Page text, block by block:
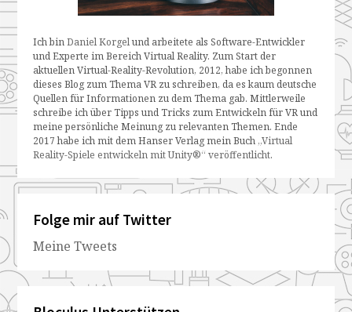
Ich binDaniel Korgelund arbeitete als Software-Entwickler
und Experte im Bereich Virtual Reality. Zum Start der
aktuellen Virtual-Reality-Revolution, 2012, habe ich begonnen
dieses Blog zum Thema VR zu schreiben, da es kaum deutsche
Quellen für Informationen zu dem Thema gab. Mittlerweile
schreibe ich über Tipps und Tricks zum Entwickeln für VR und
meine persönliche Meinung zu relevanten Themen. Ende
2017 habe ich mit dem Hanser Verlag mein Buch „Virtual
Reality-Spiele entwickeln mit Unity®“ veröffentlicht.
Folge mir auf Twitter
Meine Tweets